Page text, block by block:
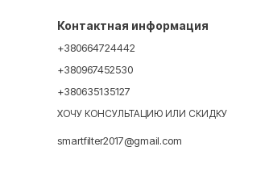
Контактная информация
+380664724442
+380967452530
+380635135127
ХОЧУ КОНСУЛЬТАЦИЮ ИЛИ СКИДКУ
smartfilter2017@gmail.com